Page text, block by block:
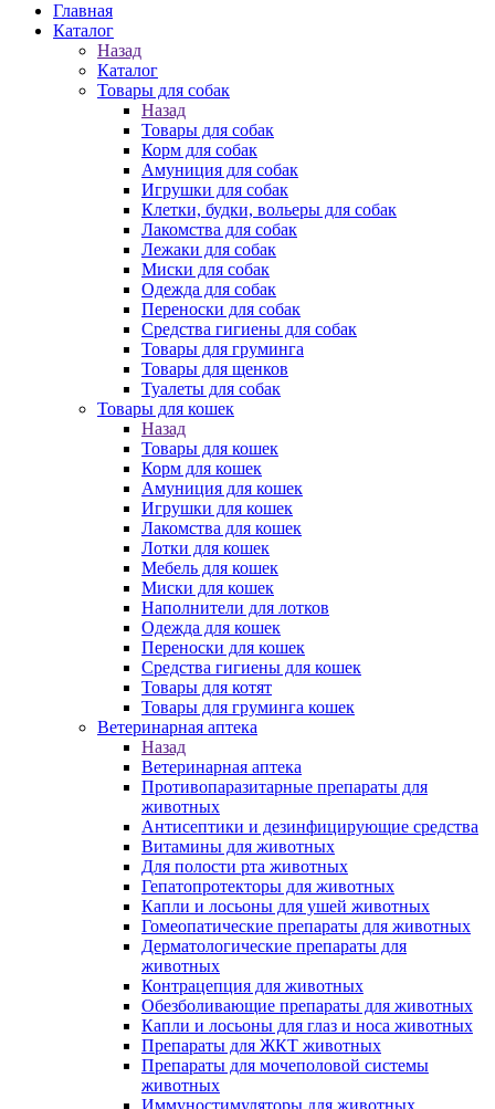
Главная
Каталог
Назад
Каталог
Товары для собак
Назад
Товары для собак
Корм для собак
Амуниция для собак
Игрушки для собак
Клетки, будки, вольеры для собак
Лакомства для собак
Лежаки для собак
Миски для собак
Одежда для собак
Переноски для собак
Средства гигиены для собак
Товары для груминга
Товары для щенков
Туалеты для собак
Товары для кошек
Назад
Товары для кошек
Корм для кошек
Амуниция для кошек
Игрушки для кошек
Лакомства для кошек
Лотки для кошек
Мебель для кошек
Миски для кошек
Наполнители для лотков
Одежда для кошек
Переноски для кошек
Средства гигиены для кошек
Товары для котят
Товары для груминга кошек
Ветеринарная аптека
Назад
Ветеринарная аптека
Противопаразитарные препараты для
животных
Антисептики и дезинфицирующие средства
Витамины для животных
Для полости рта животных
Гепатопротекторы для животных
Капли и лосьоны для ушей животных
Гомеопатические препараты для животных
Дерматологические препараты для
животных
Контрацепция для животных
Обезболивающие препараты для животных
Капли и лосьоны для глаз и носа животных
Препараты для ЖКТ животных
Препараты для мочеполовой системы
животных
Иммуностимуляторы для животных